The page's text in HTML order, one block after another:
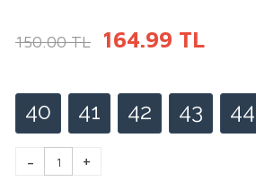
150.00 TL 164.99 TL
40 41 42 43 44